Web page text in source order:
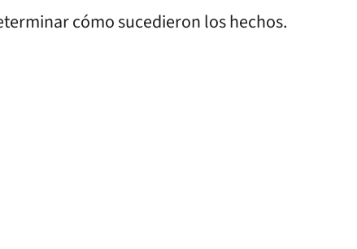
cómo sucedieron los hechos.